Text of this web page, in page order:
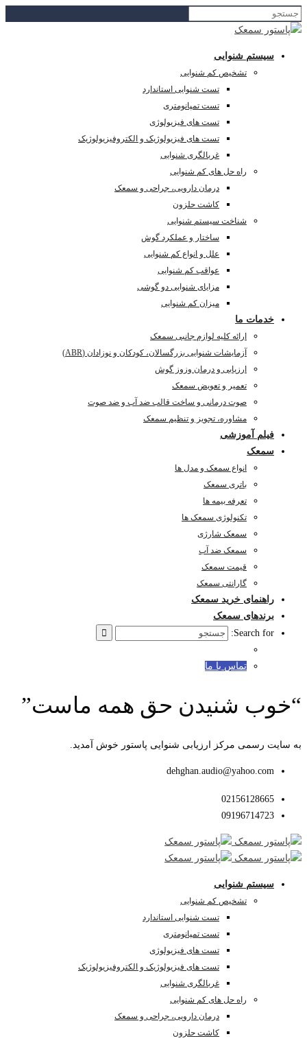
سیستم شنوایی
تشخیص کم شنوایی
تست شنوایی استاندارد
تست تمپانومتری
تست های فیزیولوژی
تست های فیزیولوژیک و الکتروفیزیولوژیک
غربالگری شنوایی
راه حل های کم شنوایی
درمان دارویی، جراحی و سمعک
کاشت حلزون
شناخت سیستم شنوایی
ساختار و عملکرد گوش
علل و انواع کم شنوایی
عواقب کم شنوایی
مزایای شنوایی دو گوشی
میزان کم شنوایی
خدمات ما
ارائه کلیه لوازم جانبی سمعک
آزمایشات شنوایی بزرگسالان، کودکان و نوزادان (ABR)
ارزیابی و درمان وزوز گوش
تعمیر و تعویض سمعک
صوت درمانی و ساخت قالب ضد آب و ضد صوت
مشاوره، تجویز و تنظیم سمعک
فیلم آموزشی
سمعک
انواع سمعک و مدل ها
باتری سمعک
تعرفه بیمه ها
تکنولوژی سمعک ها
سمعک شارژی
سمعک ضد آب
قیمت سمعک
گارانتی سمعک
راهنمای خرید سمعک
برندهای سمعک
Search for:
تماس با ما
“خوب شنیدن حق همه ماست”
به سایت رسمی مرکز ارزیابی شنوایی پاستور خوش آمدید.
dehghan.audio@yahoo.com
02156128665
09196714723
سیستم شنوایی
تشخیص کم شنوایی
تست شنوایی استاندارد
تست تمپانومتری
تست های فیزیولوژی
تست های فیزیولوژیک و الکتروفیزیولوژیک
غربالگری شنوایی
راه حل های کم شنوایی
درمان دارویی، جراحی و سمعک
کاشت حلزون